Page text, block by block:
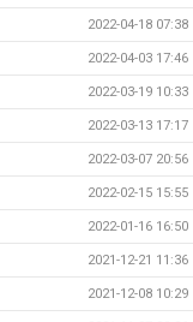
2022-04-18 07:38
2022-04-03 17:46
2022-03-19 10:33
2022-03-13 17:17
2022-03-07 20:56
2022-02-15 15:55
2022-01-16 16:50
2021-12-21 11:36
2021-12-08 10:29